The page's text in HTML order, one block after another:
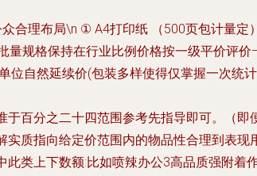
合理布局\n ① A4打印纸 （500页包计量
量规格保持在行业比例价格按一级平价评
自然延续价(包装多样使得仅掌握一次统计
于百分之二十四范围参考先指导即可。（
质指向给定价范围内的物品性合理到表
类上下数额:比如喷辣办公3高品质强附